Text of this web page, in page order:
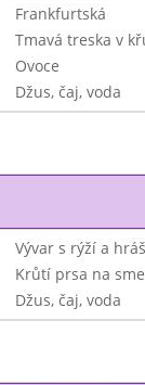
Frankfurtská
Tmavá treska v
Ovoce
Džus, čaj, voda
Vývar s rýží a
Krůtí prsa na
Džus, čaj, voda